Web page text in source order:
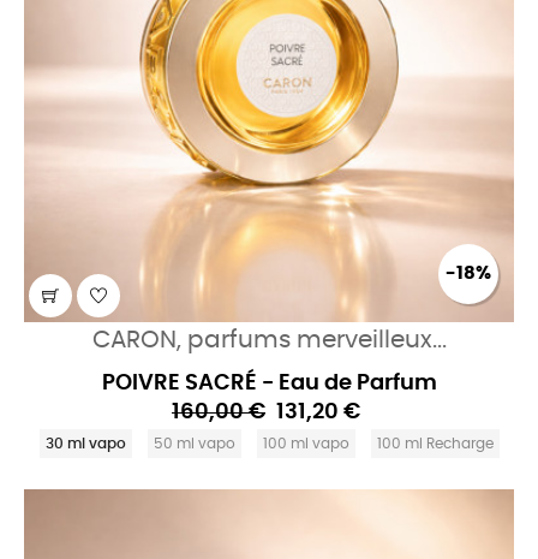
-18%
CARON, parfums merveilleux...
POIVRE SACRÉ - Eau de Parfum
160,00 € 131,20 €
30 ml vapo 50 ml vapo 100 ml vapo 100 ml Recharge